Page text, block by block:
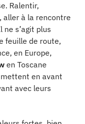
Ralentir,
aller à la rencontre
ne s’agit plus
feuille de route,
en Europe,
en Toscane
en avant
avec leurs